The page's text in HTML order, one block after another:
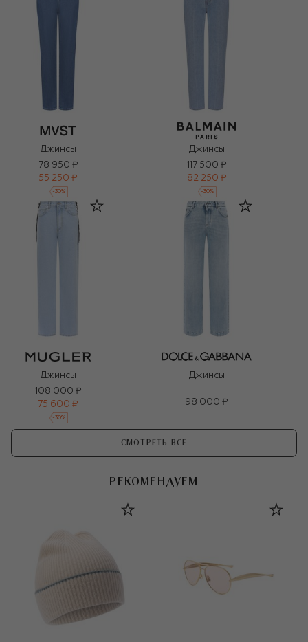
Джинсы
78 950 ₽
55 250 ₽
-30%
Джинсы
117 500 ₽
82 250 ₽
-30%
Джинсы
108 000 ₽
75 600 ₽
-30%
Джинсы
98 000 ₽
СМОТРЕТЬ ВСЕ
РЕКОМЕНДУЕМ